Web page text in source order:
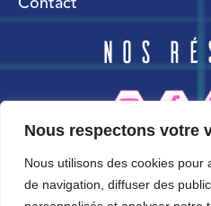
Nous respectons votre
Nous utilisons des cookies pour
de navigation, diffuser des
Contact
Nos